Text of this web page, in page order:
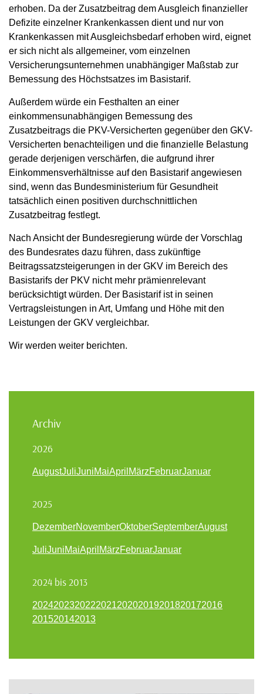
erhoben. Da der Zusatzbeitrag dem Ausgleich finanzieller
Defizite einzelner Krankenkassen dient und nur von
Krankenkassen mit Ausgleichsbedarf erhoben wird, eignet
er sich nicht als allgemeiner, vom einzelnen
Versicherungsunternehmen unabhängiger Maßstab zur
Bemessung des Höchstsatzes im Basistarif.
Außerdem würde ein Festhalten an einer
einkommensunabhängigen Bemessung des
Zusatzbeitrags die PKV-Versicherten gegenüber den GKV-
Versicherten benachteiligen und die finanzielle Belastung
gerade derjenigen verschärfen, die aufgrund ihrer
Einkommensverhältnisse auf den Basistarif angewiesen
sind, wenn das Bundesministerium für Gesundheit
tatsächlich einen positiven durchschnittlichen
Zusatzbeitrag festlegt.
Nach Ansicht der Bundesregierung würde der Vorschlag
des Bundesrates dazu führen, dass zukünftige
Beitragssatzsteigerungen in der GKV im Bereich des
Basistarifs der PKV nicht mehr prämienrelevant
berücksichtigt würden. Der Basistarif ist in seinen
Vertragsleistungen in Art, Umfang und Höhe mit den
Leistungen der GKV vergleichbar.
Wir werden weiter berichten.
Archiv
2026
AugustJuliJuniMaiApril MärzFebruarJanuar
2025
DezemberNovemberOktoberSeptemberAugust
JuliJuniMaiApril MärzFebruarJanuar
2024 bis 2013
202420232022202120202019201820172016
201520142013